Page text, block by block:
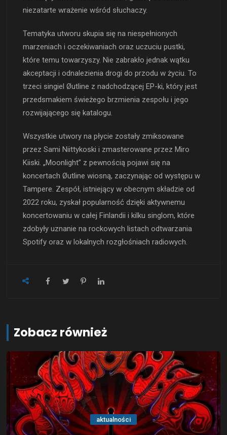
niezatarte wrażenie wśród słuchaczy.
Tematyka utworu skupia się na niespełnionych
marzeniach i oczekiwaniach oraz uczuciu pustki,
które temu towarzyszy. Nie zabrakło jednak wątku
akceptacji i odnalezienia drogi do przodu w życiu. To
trzeci singiel Øutline z nadchodzącej EP-ki, który jest
przedsmakiem świeżego brzmienia zespołu i jego
rozwijającego się katalogu.
Wszystkie utwory na płycie zostały zmiksowane
przez Sami Niittykoski i zmasterowane przez Miro
Kiiski. „Moonlight” z pewnością pojawi się na
koncertach Øutline wiosną, zaczynając od występu w
Tampere. Zespół, istniejący w obecnym składzie od
2022 roku, zyskał popularność dzięki aktywnemu
koncertowaniu w całej Finlandii i kilku singlom, które
zdobyły uznanie na rockowych listach odtwarzania
Spotify oraz w lokalnych rozgłośniach radiowych.
Zobacz również
aktualności